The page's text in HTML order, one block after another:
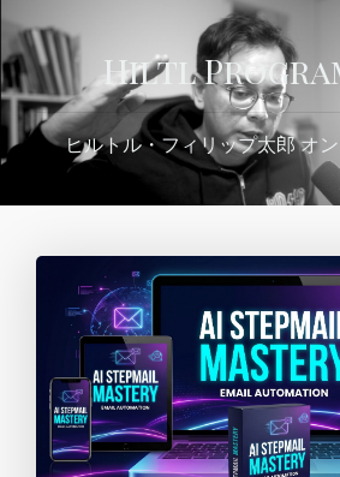
Hiltl
ヒルトル・フィリップ太郎 オ